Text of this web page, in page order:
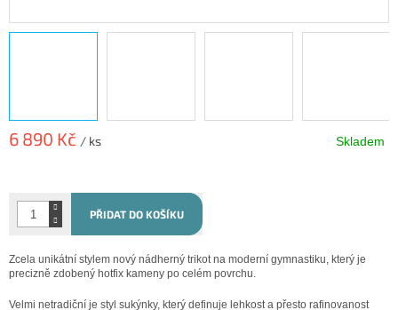
6 890 Kč / ks
Skladem
PŘIDAT DO KOŠÍKU
Zcela unikátní stylem nový nádherný trikot na moderní gymnastiku, který je
precizně zdobený hotfix kameny po celém povrchu.
Velmi netradiční je styl sukýnky, který definuje lehkost a přesto rafinovanost